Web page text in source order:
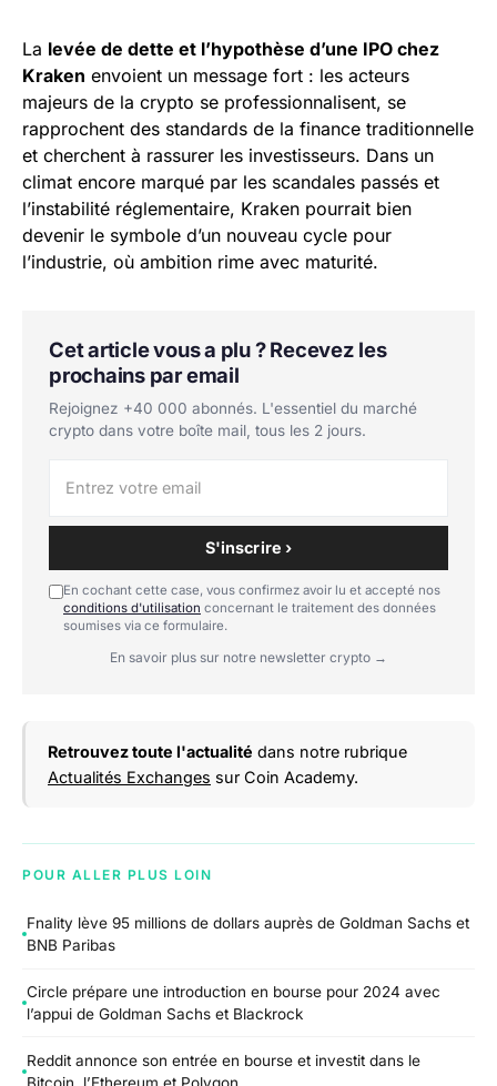
La levée de dette et l’hypothèse d’une IPO chez
Kraken envoient un message fort : les acteurs
majeurs de la crypto se professionnalisent, se
rapprochent des standards de la finance traditionnelle
et cherchent à rassurer les investisseurs. Dans un
climat encore marqué par les scandales passés et
l’instabilité réglementaire, Kraken pourrait bien
devenir le symbole d’un nouveau cycle pour
l’industrie, où ambition rime avec maturité.
Cet article vous a plu ? Recevez les
prochains par email
Rejoignez +40 000 abonnés. L'essentiel du marché
crypto dans votre boîte mail, tous les 2 jours.
S'inscrire ›
En cochant cette case, vous confirmez avoir lu et accepté nos
conditions d'utilisation concernant le traitement des données
soumises via ce formulaire.
En savoir plus sur notre newsletter crypto →
Retrouvez toute l'actualité dans notre rubrique
Actualités Exchanges sur Coin Academy.
POUR ALLER PLUS LOIN
Fnality lève 95 millions de dollars auprès de Goldman Sachs et
BNB Paribas
Circle prépare une introduction en bourse pour 2024 avec
l’appui de Goldman Sachs et Blackrock
Reddit annonce son entrée en bourse et investit dans le
Bitcoin, l’Ethereum et Polygon